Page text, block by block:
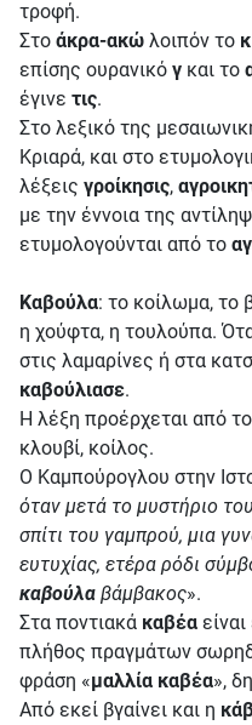
τροφή.
Στο άκρα-ακώ λοιπόν το κ
επίσης ουρανικό γ και το
έγινε τις.
Στο λεξικό της
Κριαρά, και στο
λέξεις γροίκησις,
με την έννοια της
ετυμολογούνται από το
Καβούλα: το κοίλωμα, το
η χούφτα, η τουλούπα.
στις λαμαρίνες ή στα
καβούλιασε.
Η λέξη προέρχεται από
κλουβί, κοίλος.
Ο Καμπούρογλου στην
όταν μετά το μυστήριο
σπίτι του γαμπρού, μια
ευτυχίας, ετέρα ρόδι
καβούλα βάμβακος».
Στα ποντιακά καβέα
πλήθος πραγμάτων
φράση «μαλλία καβέα»,
Από εκεί βγαίνει και η